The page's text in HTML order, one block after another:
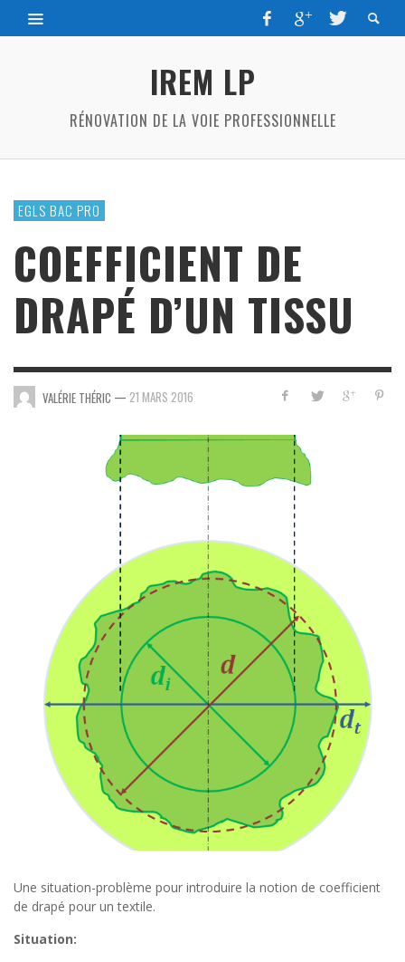
IREM LP
RÉNOVATION DE LA VOIE PROFESSIONNELLE
EGLS BAC PRO
COEFFICIENT DE
DRAPÉ D’UN TISSU
VALÉRIE THÉRIC — 21 MARS 2016
Une situation-problème pour introduire la notion de coefficient
de drapé pour un textile.
Situation: